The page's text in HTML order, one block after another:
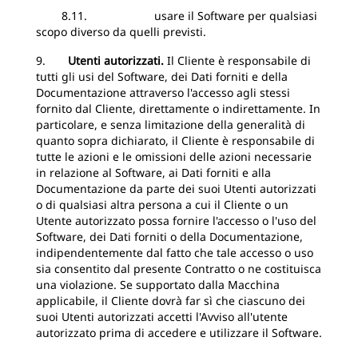
8.11. usare il Software per qualsiasi
scopo diverso da quelli previsti.
9. Utenti autorizzati. Il Cliente è responsabile di
tutti gli usi del Software, dei Dati forniti e della
Documentazione attraverso l'accesso agli stessi
fornito dal Cliente, direttamente o indirettamente. In
particolare, e senza limitazione della generalità di
quanto sopra dichiarato, il Cliente è responsabile di
tutte le azioni e le omissioni delle azioni necessarie
in relazione al Software, ai Dati forniti e alla
Documentazione da parte dei suoi Utenti autorizzati
o di qualsiasi altra persona a cui il Cliente o un
Utente autorizzato possa fornire l'accesso o l'uso del
Software, dei Dati forniti o della Documentazione,
indipendentemente dal fatto che tale accesso o uso
sia consentito dal presente Contratto o ne costituisca
una violazione. Se supportato dalla Macchina
applicabile, il Cliente dovrà far sì che ciascuno dei
suoi Utenti autorizzati accetti l'Avviso all'utente
autorizzato prima di accedere e utilizzare il Software.